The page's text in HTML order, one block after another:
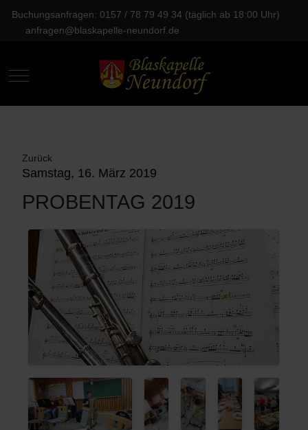
Buchungsanfragen: 0157 / 78 79 49 34 (täglich ab 18:00 Uhr)
anfragen@blaskapelle-neundorf.de
Mobile Menu Toggle
Zurück
Samstag, 16. März 2019
PROBENTAG 2019